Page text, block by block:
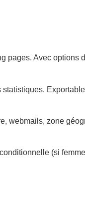
pages. Avec options
webmails, zone
(si